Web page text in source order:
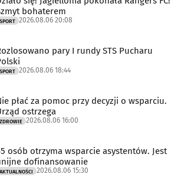
bohaterem
SPORT 2026.08.06 20:08
pary I rundy STS Pucharu
SPORT 2026.08.06 18:44
płać za pomoc przy decyzji o wsparciu.
ostrzega
ZDROWIE 2026.08.06 16:00
osób otrzyma wsparcie asystentów. Jest
dofinansowanie
AKTUALNOŚCI 2026.08.06 15:30